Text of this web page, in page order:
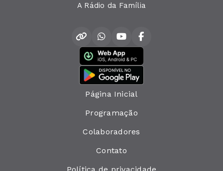
A Rádio da Família
Página Inicial
Programação
Colaboradores
Contato